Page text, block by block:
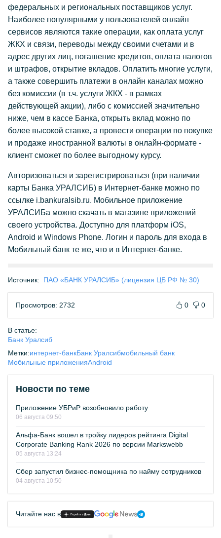
федеральных и региональных поставщиков услуг.
Наиболее популярными у пользователей онлайн
сервисов являются такие операции, как оплата услуг
ЖКХ и связи, переводы между своими счетами и в
адрес других лиц, погашение кредитов, оплата налогов
и штрафов, открытие вкладов. Оплатить многие услуги,
а также совершить платежи в онлайн каналах можно
без комиссии (в т.ч. услуги ЖКХ - в рамках
действующей акции), либо с комиссией значительно
ниже, чем в кассе Банка, открыть вклад можно по
более высокой ставке, а провести операции по покупке
и продаже иностранной валюты в онлайн-формате -
клиент сможет по более выгодному курсу.
Авторизоваться и зарегистрироваться (при наличии
карты Банка УРАЛСИБ) в Интернет-банке можно по
ссылке i.bankuralsib.ru. Мобильное приложение
УРАЛСИБа можно скачать в магазине приложений
своего устройства. Доступно для платформ iOS,
Android и Windows Phone. Логин и пароль для входа в
Мобильный банк те же, что и в Интернет-банке.
Источник: ПАО «БАНК УРАЛСИБ» (лицензия ЦБ РФ № 30)
Просмотров: 2732 0 0
В статье:
Банк Уралсиб
Метки:интернет-банкБанк Уралсибмобильный банк
Мобильные приложенияAndroid
Новости по теме
Приложение УБРиР возобновило работу
06 августа 09:50
Альфа-Банк вошел в тройку лидеров рейтинга Digital
Corporate Banking Rank 2026 по версии Markswebb
05 августа 13:24
Сбер запустил бизнес-помощника по найму сотрудников
04 августа 10:50
Читайте нас в